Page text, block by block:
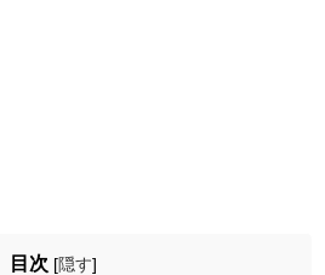
目次 [隠す]